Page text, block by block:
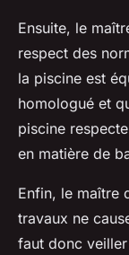
Ensuite, le
respect des
la piscine est
homologué et
piscine
en matière de
Enfin, le maître
travaux ne
faut donc